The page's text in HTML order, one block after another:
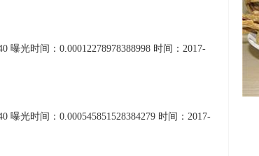
曝光时间：0.00012278978388998 时间：2017-
曝光时间：0.000545851528384279 时间：2017-